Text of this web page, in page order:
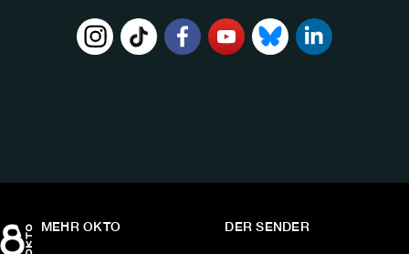
MEHR OKTO DER SENDER